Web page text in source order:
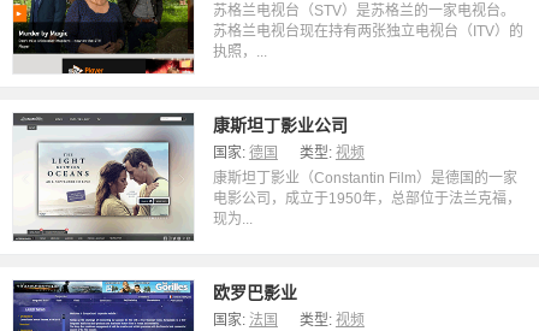
苏格兰电视台（STV）是苏格兰的一家电视台。
苏格兰电视台现在持有两张独立电视台（ITV）的
执照，...
康斯坦丁影业公司
国家: 德国 类型: 视频
康斯坦丁影业（Constantin Film）是德国的一家
电影公司，成立于1950年，总部位于法兰克福，
现为...
欧罗巴影业
国家: 法国 类型: 视频